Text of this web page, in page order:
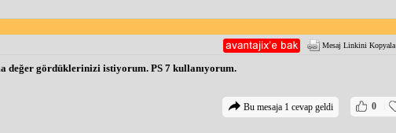
Mesaj Linkini Kopyala
değer gördüklerinizi istiyorum. PS 7 kullanıyorum.
0
Bu mesaja 1 cevap geldi